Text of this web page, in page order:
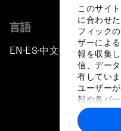
このサイ
に合わせ
フィック
ザーによ
報を収集
信、デー
有してい
ユーザー
報や各パ
に収集さ
トナーに
言語
EN ▪ ES▪中文▪ 日本語